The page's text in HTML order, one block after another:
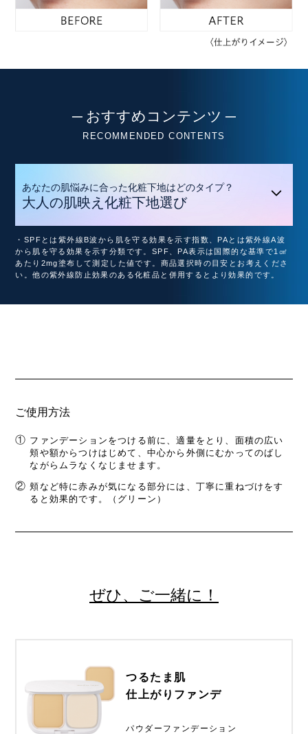
─ おすすめコンテンツ ─
RECOMMENDED CONTENTS
あなたの肌悩みに合った化粧下地はどのタイプ？
大人の肌映え化粧下地選び
・SPFとは紫外線B波から肌を守る効果を示す指数、PAとは紫外線A波
から肌を守る効果を示す分類です。SPF、PA表示は国際的な基準で1㎠
あたり2mg塗布して測定した値です。商品選択時の目安とお考えくださ
い。他の紫外線防止効果のある化粧品と併用するとより効果的です。
ご使用方法
① ファンデーションをつける前に、適量をとり、面積の広い
頬や額からつけはじめて、中心から外側にむかってのばし
ながらムラなくなじませます。
② 頬など特に赤みが気になる部分には、丁寧に重ねづけをす
ると効果的です。（グリーン）
ぜひ、ご一緒に！
つるたま肌
仕上がりファンデ
パウダーファンデーション